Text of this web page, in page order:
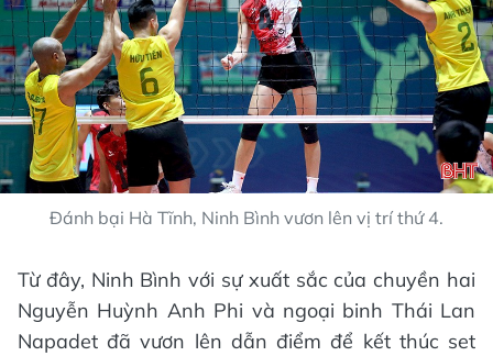
Đánh bại Hà Tĩnh, Ninh Bình vươn lên vị trí thứ 4.
Từ đây, Ninh Bình với sự xuất sắc của chuyền hai
Nguyễn Huỳnh Anh Phi và ngoại binh Thái Lan
Napadet đã vươn lên dẫn điểm để kết thúc set